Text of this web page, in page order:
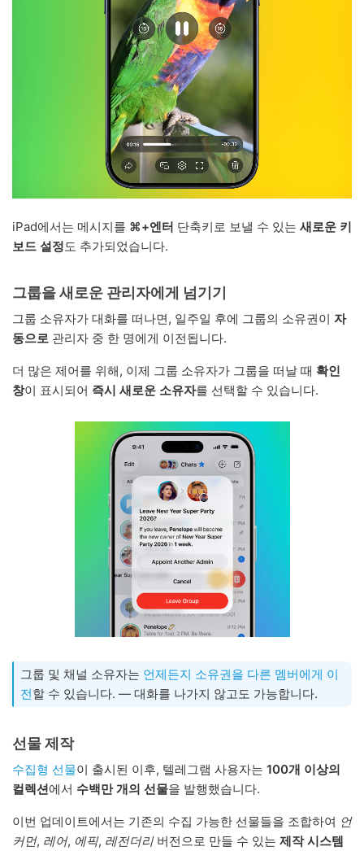
iPad에서는 메시지를 ⌘+엔터 단축키로 보낼 수 있는 새로운 키
보드 설정도 추가되었습니다.
그룹을 새로운 관리자에게 넘기기
그룹 소유자가 대화를 떠나면, 일주일 후에 그룹의 소유권이 자
동으로 관리자 중 한 명에게 이전됩니다.
더 많은 제어를 위해, 이제 그룹 소유자가 그룹을 떠날 때 확인
창이 표시되어 즉시 새로운 소유자를 선택할 수 있습니다.
그룹 및 채널 소유자는 언제든지 소유권을 다른 멤버에게 이
전할 수 있습니다. — 대화를 나가지 않고도 가능합니다.
선물 제작
수집형 선물이 출시된 이후, 텔레그램 사용자는 100개 이상의
컬렉션에서 수백만 개의 선물을 발행했습니다.
이번 업데이트에서는 기존의 수집 가능한 선물들을 조합하여 언
커먼, 레어, 에픽, 레전더리버전으로 만들 수 있는 제작 시스템